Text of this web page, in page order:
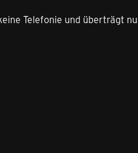
Telefonie und überträgt